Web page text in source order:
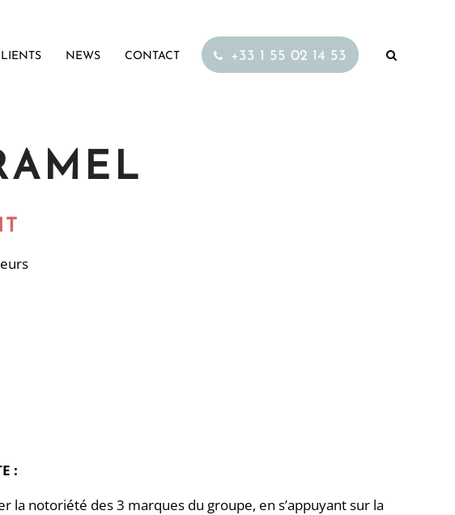
NEWS CONTACT +33 1 55 02 14 53
:
la notoriété des 3 marques du groupe, en s’appuyant sur la